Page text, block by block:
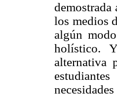
demostrada
los medios
algún
holístico.
alternativa